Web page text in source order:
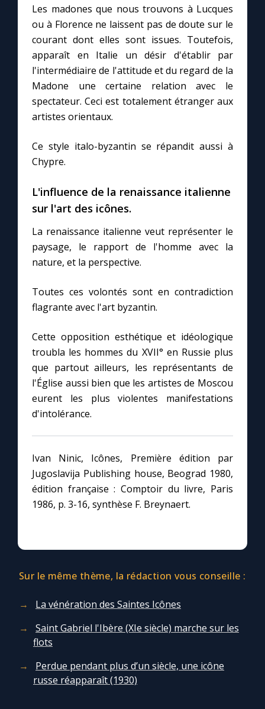
Marie de Nazareth
Les madones que nous trouvons à Lucques
ou à Florence ne laissent pas de doute sur le
courant dont elles sont issues. Toutefois,
apparaît en Italie un désir d'établir par
l'intermédiaire de l'attitude et du regard de la
Madone une certaine relation avec le
spectateur. Ceci est totalement étranger aux
artistes orientaux.
Ce style italo-byzantin se répandit aussi à
Chypre.
L'influence de la renaissance italienne
sur l'art des icônes.
La renaissance italienne veut représenter le
paysage, le rapport de l'homme avec la
nature, et la perspective.
Toutes ces volontés sont en contradiction
flagrante avec l'art byzantin.
Cette opposition esthétique et idéologique
troubla les hommes du XVII° en Russie plus
que partout ailleurs, les représentants de
l'Église aussi bien que les artistes de Moscou
eurent les plus violentes manifestations
d'intolérance.
Ivan Ninic, Icônes, Première édition par
Jugoslavija Publishing house, Beograd 1980,
édition française : Comptoir du livre, Paris
1986, p. 3-16, synthèse F. Breynaert.
Sur le même thème, la rédaction vous conseille :
La vénération des Saintes Icônes
Saint Gabriel l'Ibère (XIe siècle) marche sur les
flots
Perdue pendant plus d’un siècle, une icône
russe réapparaît (1930)